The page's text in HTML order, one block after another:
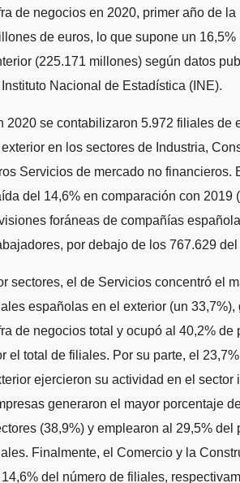
de negocios en 2020, primer año de
de euros, lo que supone un
(225.171 millones) según datos
Nacional de Estadística (INE).
2020 se contabilizaron 5.972 filiales de
en los sectores de Industria,
Servicios de mercado no financieros.
del 14,6% en comparación con 2019
foráneas de compañías
por debajo de los 767.629
sectores, el de Servicios concentró el
españolas en el exterior (un 33,7%),
de negocios total y ocupó al 40,2% de
el total de filiales. Por su parte, el
ejercieron su actividad en el sector
generaron el mayor porcentaje
(38,9%) y emplearon al 29,5% del
Finalmente, el Comercio y la
del número de filiales,